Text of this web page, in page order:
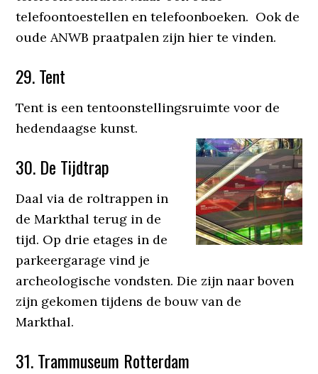
telefoontoestellen en telefoonboeken. Ook de
oude ANWB praatpalen zijn hier te vinden.
29. Tent
Tent is een tentoonstellingsruimte voor de
hedendaagse kunst.
30. De Tijdtrap
Daal via de roltrappen in
de Markthal terug in de
tijd. Op drie etages in de
parkeergarage vind je
archeologische vondsten. Die zijn naar boven
zijn gekomen tijdens de bouw van de
Markthal.
31. Trammuseum Rotterdam